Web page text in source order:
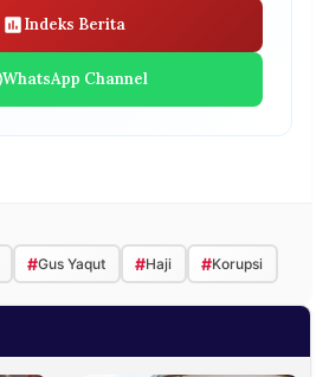
Indeks Berita
WhatsApp Channel
#Gus Yaqut #Haji #Korupsi